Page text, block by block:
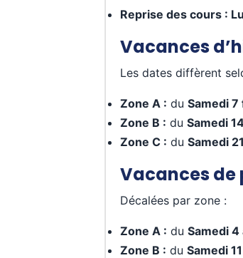
Reprise des cours :
Vacances
Les dates diffèrent
Zone A : du Samedi
Zone B : du Samedi
Zone C : du Samedi
Vacances de
Décalées par zone :
Zone A : du Samedi
Zone B : du Samedi